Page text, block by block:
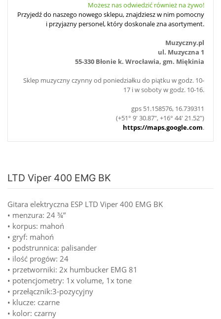
Możesz nas odwiedzić również na żywo!
Przyjedź do naszego nowego sklepu, znajdziesz w nim pomocny
i przyjazny personel, który doskonale zna asortyment.
Muzyczny.pl
ul. Muzyczna 1
55-330 Błonie k. Wrocławia, gm. Miękinia
Sklep muzyczny czynny od poniedziałku do piątku w godz. 10-
17 i w soboty w godz. 10-16.
gps 51.158576, 16.739311
(+51° 9' 30.87", +16° 44' 21.52")
https://maps.google.com.
LTD Viper 400 EMG BK
Gitara elektryczna ESP LTD Viper 400 EMG BK
• menzura: 24 ¾”
• korpus: mahoń
• gryf: mahoń
• podstrunnica: palisander
• ilość progów: 24
• przetworniki: 2x humbucker EMG 81
• potencjometry: 1x volume, 1x tone
• przełącznik:3-pozycyjny
• klucze: czarne
• kolor: czarny